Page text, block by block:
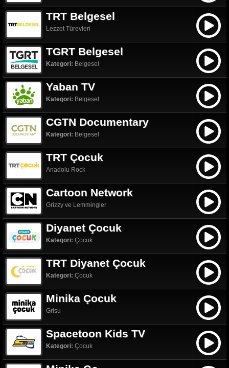
TRT Belgesel
Lezzet Türevleri
TGRT Belgesel
Kategori: Belgesel
Yaban TV
Kategori: Belgesel
CGTN Documentary
Kategori: Belgesel
TRT Çocuk
Anadolu Rock
Cartoon Network
Grizzy ve Lemmingler
Diyanet Çocuk
Kategori: Çocuk
TRT Diyanet Çocuk
Kategori: Çocuk
Minika Çocuk
Grisu
Spacetoon Kids TV
Kategori: Çocuk